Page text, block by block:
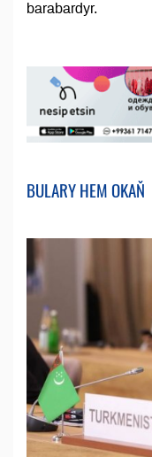
barabardyr.
BULARY HEM OKAŇ